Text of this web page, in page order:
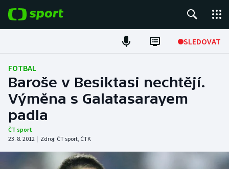
SLEDOVAT
Fotbal
Hokej
Tenis
Atletika
FOTBAL
Baroše v Besiktasi nechtějí.
Výměna s Galatasarayem
padla
ČT sport
23. 8. 2012 | Zdroj: ČT sport, ČTK